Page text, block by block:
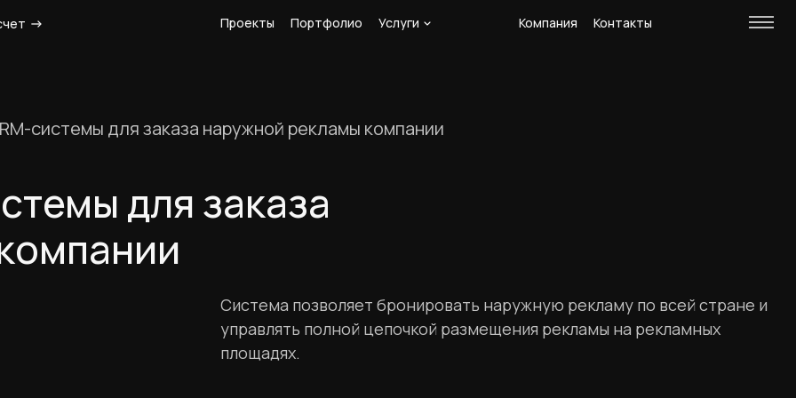
Проекты Портфолио Услуги Компания Контакты
системы для заказа наружной рекламы компании
для заказа
Система позволяет бронировать наружную рекламу по всей стране и
управлять полной цепочкой размещения рекламы на рекламных
площадях.